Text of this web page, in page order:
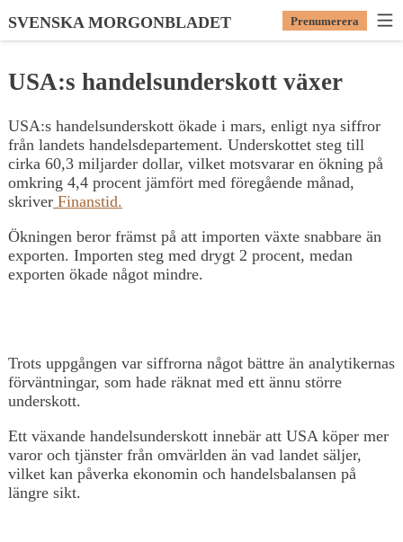
SVENSKA MORGONBLADET Prenumerera
USA:s handelsunderskott växer
USA:s handelsunderskott ökade i mars, enligt nya siffror
från landets handelsdepartement. Underskottet steg till
cirka 60,3 miljarder dollar, vilket motsvarar en ökning på
omkring 4,4 procent jämfört med föregående månad,
skriver Finanstid.
Ökningen beror främst på att importen växte snabbare än
exporten. Importen steg med drygt 2 procent, medan
exporten ökade något mindre.
Trots uppgången var siffrorna något bättre än analytikernas
förväntningar, som hade räknat med ett ännu större
underskott.
Ett växande handelsunderskott innebär att USA köper mer
varor och tjänster från omvärlden än vad landet säljer,
vilket kan påverka ekonomin och handelsbalansen på
längre sikt.